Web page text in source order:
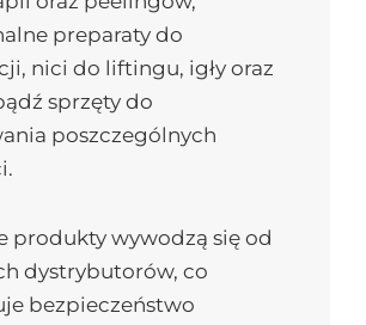
preparaty do
nici do liftingu, igły oraz
sprzęty do
poszczególnych
produkty wywodzą się od
dystrybutorów, co
bezpieczeństwo